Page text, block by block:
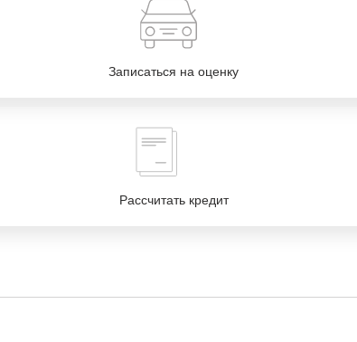
Записаться на оценку
Рассчитать кредит